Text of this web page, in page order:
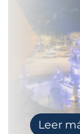
Leer